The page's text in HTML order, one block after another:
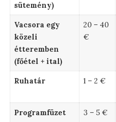
sütemény)
Vacsora egy
közeli
étteremben
(főétel + ital)
20 – 40
€
Ruhatár 1 – 2 €
Programfüzet 3 – 5 €